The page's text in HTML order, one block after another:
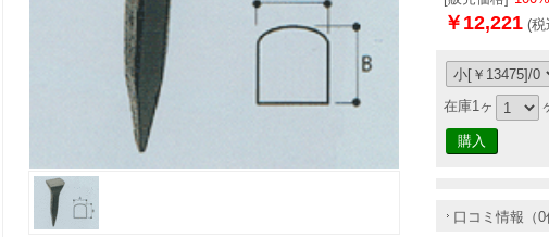
￥12,221 (税
在庫1ヶ
口コミ情報（0